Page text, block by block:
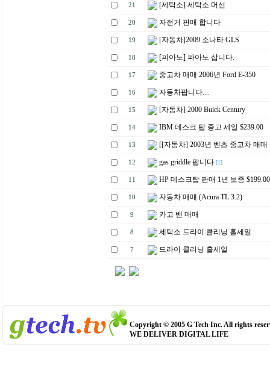
21 [세탁소] 세탁소 머신
20 자전거 판매 합니다
19 [자동차]2009 소나타 GLS
18 [피아노] 파아노 삽니다.
17 중고차 매매 2006년 Ford E-350
16 자동차팝니다....
15 [자동차] 2000 Buick Century
14 IBM 데스크 탑 중고 세일 $239.00
13 [[자동차] 2003년 벤츠 중고차 매매
12 gas griddle 팝니다 [1]
11 HP 데스크탑 판매 1년 보증 $199.00
10 자동차 매매 (Acura TL 3.2)
9 카고 밴 매매
8 세탁소 드라이 클리닝 홀세일
7 드라이 클리닝 홀세일
Copyright © 2005 G Tech Inc. All rights
WE DELIVER DIGITAL LIFE